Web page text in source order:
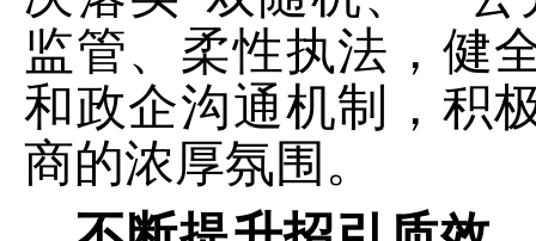
监管、柔性执法，健
和政企沟通机制，积
商的浓厚氛围。